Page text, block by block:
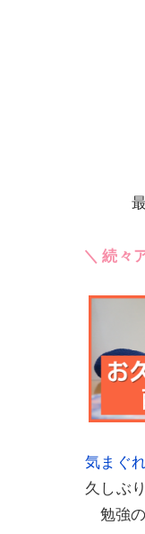
＼ 続々
気まぐ
久しぶ
勉強